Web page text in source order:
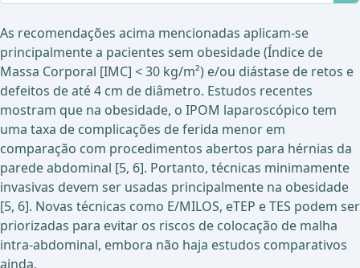
As recomendações acima mencionadas aplicam-se
principalmente a pacientes sem obesidade (Índice de
Massa Corporal [IMC] < 30 kg/m²) e/ou diástase de retos e
defeitos de até 4 cm de diâmetro. Estudos recentes
mostram que na obesidade, o IPOM laparoscópico tem
uma taxa de complicações de ferida menor em
comparação com procedimentos abertos para hérnias da
parede abdominal [5, 6]. Portanto, técnicas minimamente
invasivas devem ser usadas principalmente na obesidade
[5, 6]. Novas técnicas como E/MILOS, eTEP e TES podem ser
priorizadas para evitar os riscos de colocação de malha
intra-abdominal, embora não haja estudos comparativos
ainda.